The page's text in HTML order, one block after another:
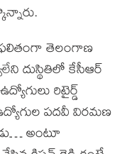
తెలంగాణ
దుస్థితిలో కేసీఆర్
రిటైర్డ్
పదవీ విరమణ
అంటూ